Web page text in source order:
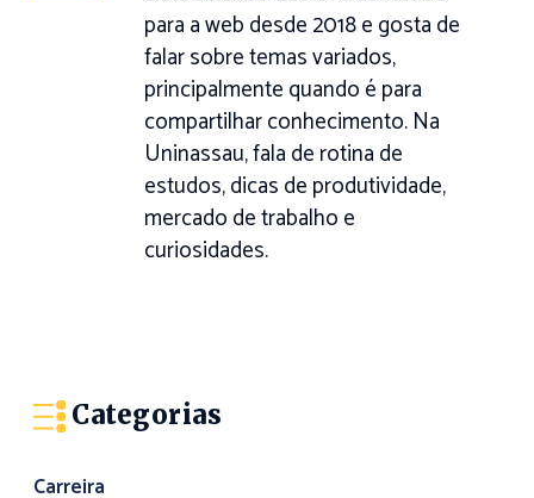
para a web desde 2018 e gosta de
falar sobre temas variados,
principalmente quando é para
compartilhar conhecimento. Na
Uninassau, fala de rotina de
estudos, dicas de produtividade,
mercado de trabalho e
curiosidades.
Categorias
Carreira